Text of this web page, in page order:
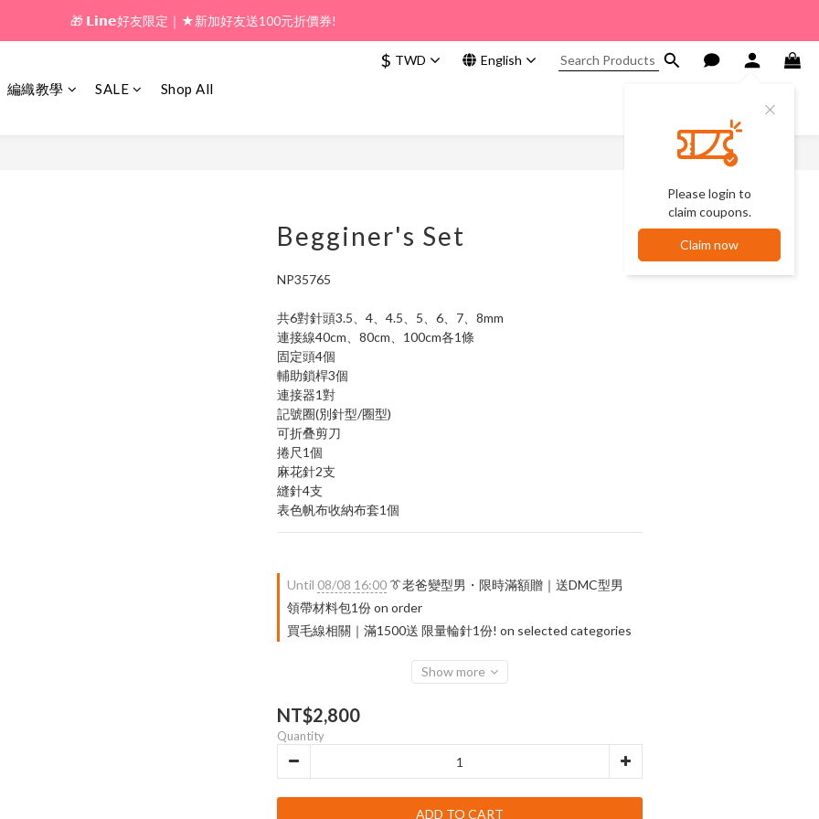
🎁 新好友購物金｜★加入新會員領券送100元!
🎁 𝗟𝗶𝗻𝗲好友限定｜★新加好友送100元折價券!
$ TWD English
Please login to
claim coupons.
Claim now
編織教學 SALE Shop All
Begginer's Set
NP35765
共6對針頭3.5、4、4.5、5、6、7、8mm
連接線40cm、80cm、100cm各1條
固定頭4個
輔助鎖桿3個
連接器1對
記號圈(別針型/圈型)
可折叠剪刀
捲尺1個
麻花針2支
縫針4支
表色帆布收納布套1個
Until 08/08 16:00 👔老爸變型男・限時滿額贈｜送DMC型男
領帶材料包1份 on order
買毛線相關｜滿1500送 限量輪針1份! on selected categories
Show more
NT$2,800
Quantity
ADD TO CART